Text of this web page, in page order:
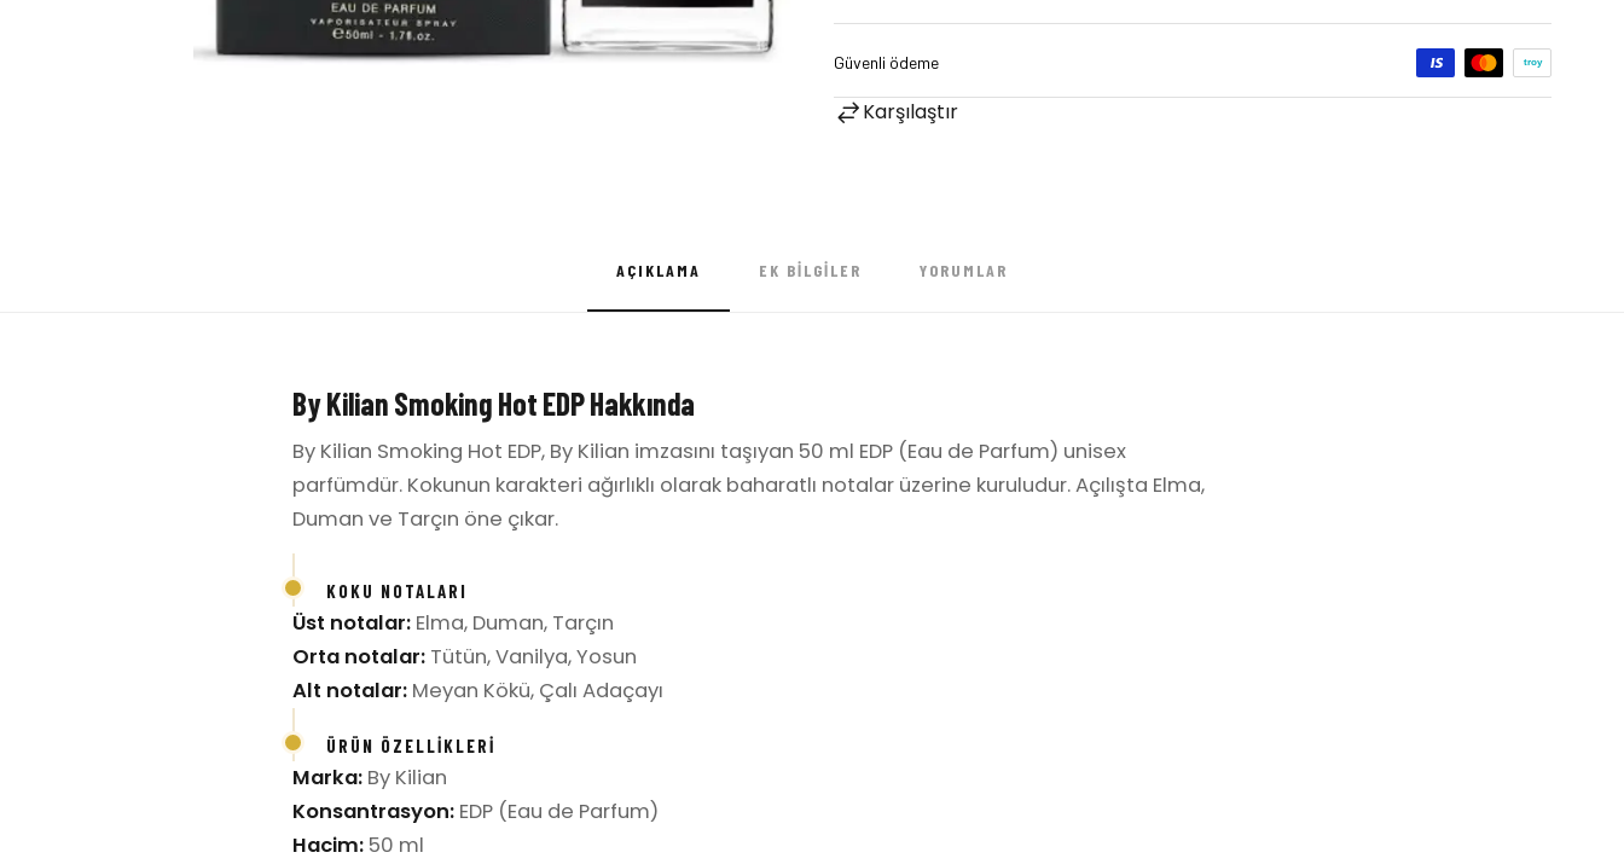
Karşılaştır
AÇIKLAMA EK BILGILER YORUMLAR
By Kilian Smoking Hot EDP Hakkında
By Kilian Smoking Hot EDP, By Kilian imzasını taşıyan 50 ml EDP (Eau de Parfum) unisex
parfümdür. Kokunun karakteri ağırlıklı olarak baharatlı notalar üzerine kuruludur. Açılışta Elma,
Duman ve Tarçın öne çıkar.
KOKU NOTALARI
Üst notalar: Elma, Duman, Tarçın
Orta notalar: Tütün, Vanilya, Yosun
Alt notalar: Meyan Kökü, Çalı Adaçayı
ÜRÜN ÖZELLIKLERI
Marka: By Kilian
Konsantrasyon: EDP (Eau de Parfum)
Hacim: 50 ml